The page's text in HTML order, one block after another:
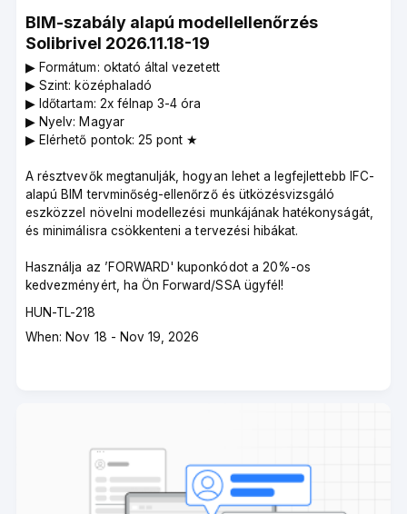
BIM-szabály alapú modellellenőrzés
Solibrivel 2026.11.18-19
▶︎ Formátum: oktató által vezetett
▶︎ Szint: középhaladó
▶︎ Időtartam: 2x félnap 3-4 óra
▶︎ Nyelv: Magyar
▶︎ Elérhető pontok: 25 pont ★
A résztvevők megtanulják, hogyan lehet a legfejlettebb IFC-
alapú BIM tervminőség-ellenőrző és ütközésvizsgáló
eszközzel növelni modellezési munkájának hatékonyságát,
és minimálisra csökkenteni a tervezési hibákat.
Használja az ’FORWARD' kuponkódot a 20%-os
kedvezményért, ha Ön Forward/SSA ügyfél!
Course
code
HUN-TL-218
Course
When: Nov 18 - Nov 19, 2026